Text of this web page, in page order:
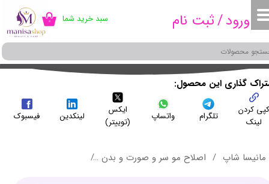
ورود/ثبت نامحساب کاربری من
تغییر گذر واژه
سفارشات
خروج از حساب کاربری
۰ سبد خرید شما
مانیسا شاپ اصلاح مو سر و صورت و بدن
کردن
لینک
تلگرام واتساپ
ایکس
(توییتر)
لینکدین فیسبوک
گذاری این محصول